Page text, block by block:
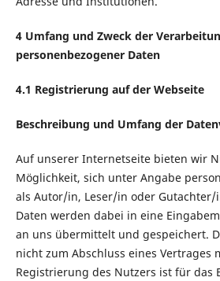
4 Umfang und Zweck der
personenbezogener Daten
4.1 Registrierung auf der Webseite
Beschreibung und Umfang der
Auf unserer Internetseite bieten wir
Möglichkeit, sich unter Angabe
als Autor/in, Leser/in oder
Daten werden dabei in eine
an uns übermittelt und gespeichert.
nicht zum Abschluss eines Vertrages
Registrierung des Nutzers ist für das